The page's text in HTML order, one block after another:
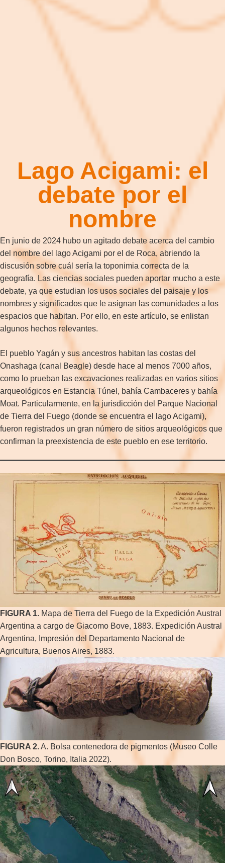
Lago Acigami: el
debate por el
nombre
En junio de 2024 hubo un agitado debate acerca del cambio
del nombre del lago Acigami por el de Roca, abriendo la
discusión sobre cuál sería la toponimia correcta de la
geografía. Las ciencias sociales pueden aportar mucho a este
debate, ya que estudian los usos sociales del paisaje y los
nombres y significados que le asignan las comunidades a los
espacios que habitan. Por ello, en este artículo, se enlistan
algunos hechos relevantes.
El pueblo Yagán y sus ancestros habitan las costas del
Onashaga (canal Beagle) desde hace al menos 7000 años,
como lo prueban las excavaciones realizadas en varios sitios
arqueológicos en Estancia Túnel, bahía Cambaceres y bahía
Moat. Particularmente, en la jurisdicción del Parque Nacional
de Tierra del Fuego (donde se encuentra el lago Acigami),
fueron registrados un gran número de sitios arqueológicos que
confirman la preexistencia de este pueblo en ese territorio.
FIGURA 1. Mapa de Tierra del Fuego de la Expedición Austral
Argentina a cargo de Giacomo Bove, 1883. Expedición Austral
Argentina, Impresión del Departamento Nacional de
Agricultura, Buenos Aires, 1883.
FIGURA 2.A. Bolsa contenedora de pigmentos (Museo Colle
Don Bosco, Torino, Italia 2022).